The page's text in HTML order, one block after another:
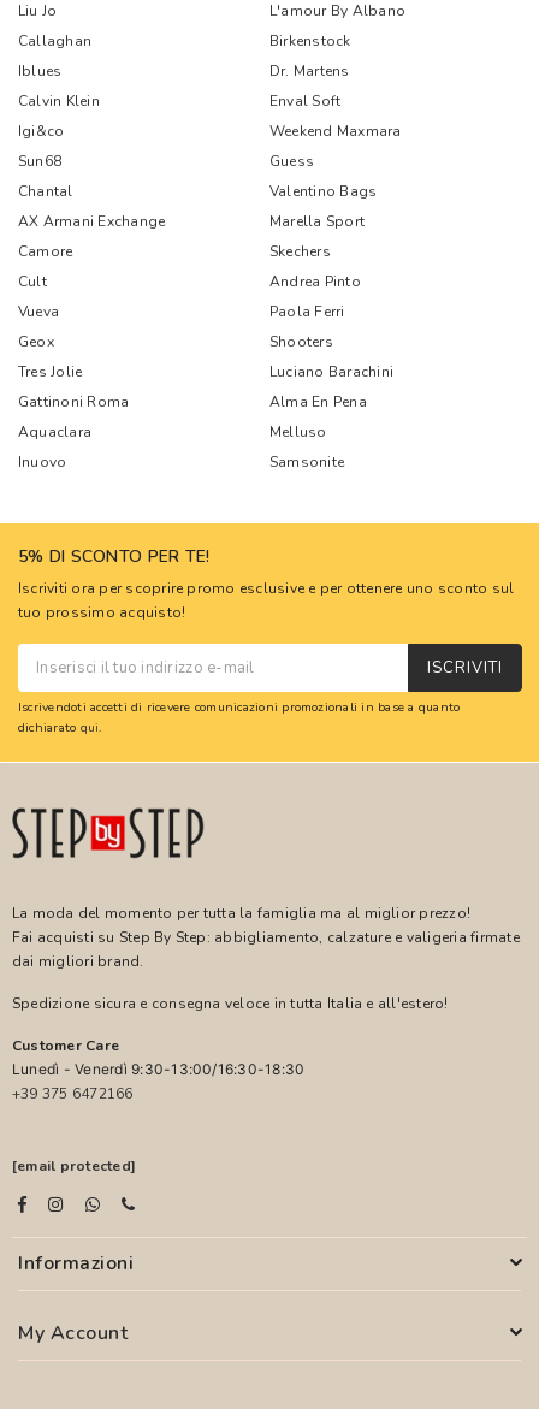
Liu Jo
L'amour By Albano
Callaghan
Birkenstock
Iblues
Dr. Martens
Calvin Klein
Enval Soft
Igi&co
Weekend Maxmara
Sun68
Guess
Chantal
Valentino Bags
AX Armani Exchange
Marella Sport
Camore
Skechers
Cult
Andrea Pinto
Vueva
Paola Ferri
Geox
Shooters
Tres Jolie
Luciano Barachini
Gattinoni Roma
Alma En Pena
Aquaclara
Melluso
Inuovo
Samsonite
5% DI SCONTO PER TE!
Iscriviti ora per scoprire promo esclusive e per ottenere uno sconto sul
tuo prossimo acquisto!
ISCRIVITI
Iscrivendoti accetti di ricevere comunicazioni promozionali in base a quanto
dichiarato qui.
La moda del momento per tutta la famiglia ma al miglior prezzo!
Fai acquisti su Step By Step: abbigliamento, calzature e valigeria firmate
dai migliori brand.
Spedizione sicura e consegna veloce in tutta Italia e all'estero!
Customer Care
Lunedì - Venerdì 9:30-13:00/16:30-18:30
+39 375 6472166
[email protected]
Informazioni
My Account